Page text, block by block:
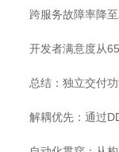
跨服务故障率降
开发者满意度从
总结：独立交付
解耦优先：通过